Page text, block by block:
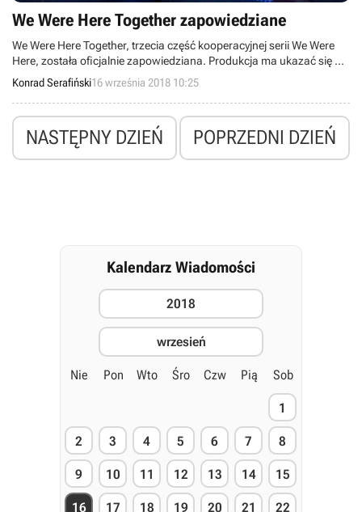
We Were Here Together zapowiedziane
We Were Here Together, trzecia część kooperacyjnej serii We Were
Here, została oficjalnie zapowiedziana. Produkcja ma ukazać się na
początku przyszłego roku i oferować jeszcze więcej zagadek dla
dwojga graczy.
Konrad Serafiński16 września 2018 10:25
NASTĘPNY DZIEŃ POPRZEDNI DZIEŃ
Kalendarz Wiadomości
2018
wrzesień
Nie Pon Wto Śro Czw Pią Sob
1
2 3 4 5 6 7 8
9 10 11 12 13 14 15
16 17 18 19 20 21 22